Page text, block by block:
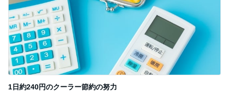
1日約240円のクーラー節約の努力